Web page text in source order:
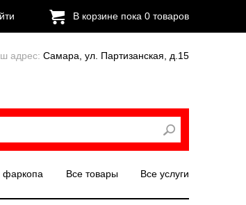
В корзине пока 0 товаров
адрес: Самара, ул. Партизанская, д.15
фаркопа Все товары Все услуги